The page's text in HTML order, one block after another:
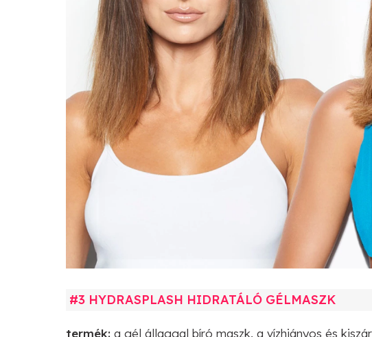
#3 HYDRASPLASH HIDRATÁLÓ GÉLMASZK
termék: a gél állaggal bíró maszk, a vízhiányos és